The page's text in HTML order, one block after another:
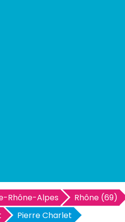
Rhône-Alpes
Rhône (69)
Pierre Charlet